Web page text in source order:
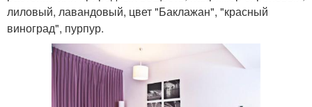
лиловый, лавандовый, цвет "Баклажан", "красный
виноград", пурпур.